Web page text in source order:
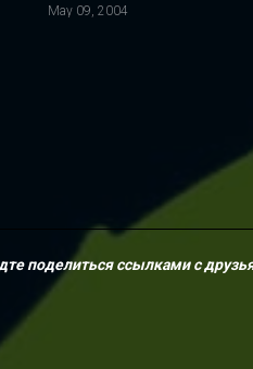
May 09, 2004
поделиться ссылками с